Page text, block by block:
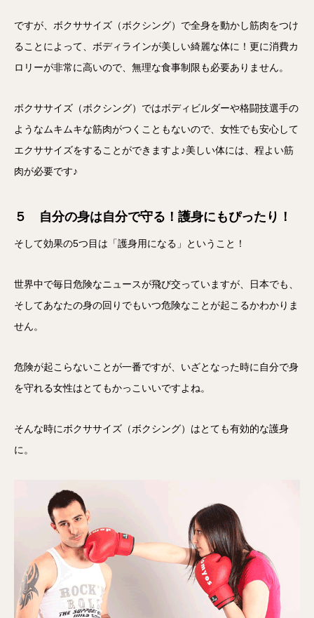
ですが、ボクササイズ（ボクシング）で全身を動かし筋肉をつけ
ることによって、ボディラインが美しい綺麗な体に！更に消費カ
ロリーが非常に高いので、無理な食事制限も必要ありません。
ボクササイズ（ボクシング）ではボディビルダーや格闘技選手の
ようなムキムキな筋肉がつくこともないので、女性でも安心して
エクササイズをすることができますよ♪美しい体には、程よい筋
肉が必要です♪
５ 自分の身は自分で守る！護身にもぴったり！
そして効果の5つ目は「護身用になる」ということ！
世界中で毎日危険なニュースが飛び交っていますが、日本でも、
そしてあなたの身の回りでもいつ危険なことが起こるかわかりま
せん。
危険が起こらないことが一番ですが、いざとなった時に自分で身
を守れる女性はとてもかっこいいですよね。
そんな時にボクササイズ（ボクシング）はとても有効的な護身
に。